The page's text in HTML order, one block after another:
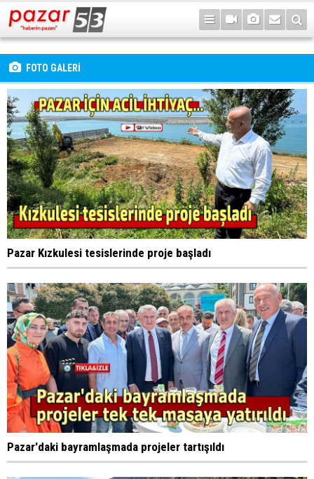
FOTO GALERİ
Pazar Kızkulesi tesislerinde proje başladı
Pazar'daki bayramlaşmada projeler tartışıldı